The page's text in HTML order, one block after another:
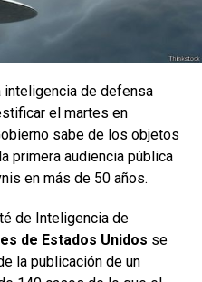
de defensa
el martes en
sabe de los objetos
primera audiencia pública
en más de 50 años.
de Inteligencia de
de Estados Unidos se
la publicación de un